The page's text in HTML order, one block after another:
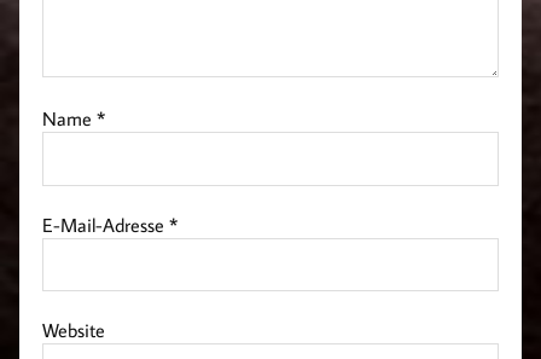
Name*
E-Mail-Adresse*
Website